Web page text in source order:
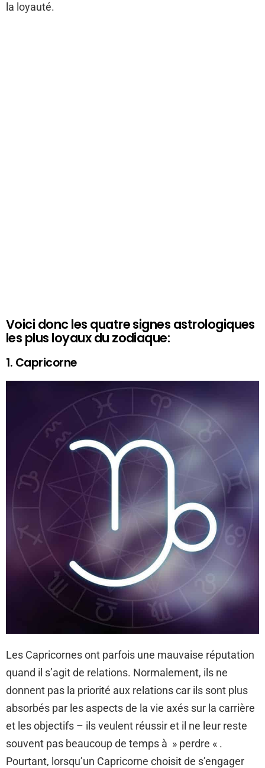
la loyauté.
Voici donc les quatre signes astrologiques
les plus loyaux du zodiaque:
1. Capricorne
Les Capricornes ont parfois une mauvaise réputation
quand il s’agit de relations. Normalement, ils ne
donnent pas la priorité aux relations car ils sont plus
absorbés par les aspects de la vie axés sur la carrière
et les objectifs – ils veulent réussir et il ne leur reste
souvent pas beaucoup de temps à » perdre « .
Pourtant, lorsqu’un Capricorne choisit de s’engager